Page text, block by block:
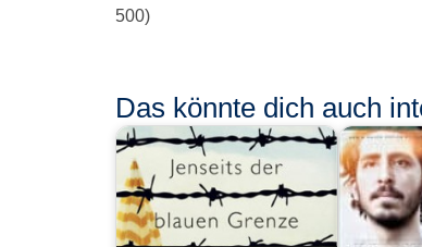
500)
Das könnte dich auch